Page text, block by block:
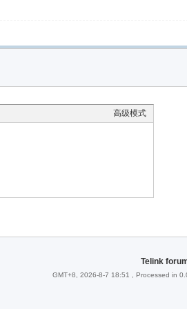
高级模式
Telink
GMT+8, 2026-8-7 18:51 , Processed in